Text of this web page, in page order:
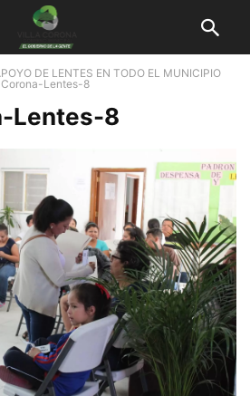
DE LENTES EN TODO EL MUNICIPIO
Lentes-8
Lentes-8